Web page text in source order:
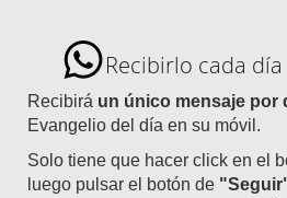
Recibirlo cada
Recibirá un único mensaje por
Evangelio del día en su móvil.
Solo tiene que hacer click en el
luego pulsar el botón de